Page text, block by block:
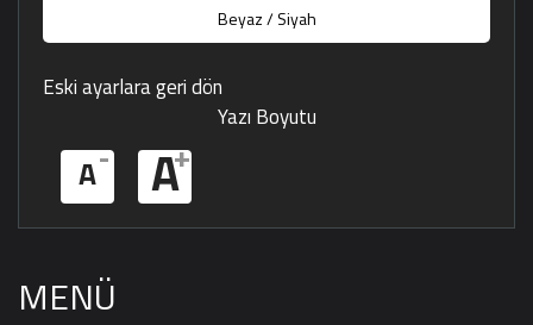
Beyaz / Siyah
Eski ayarlara geri dön
Yazı Boyutu
A- A+
MENÜ